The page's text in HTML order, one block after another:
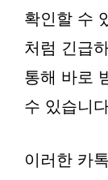
확인할 수
처럼 긴급
통해 바로
수 있습니
이러한 카